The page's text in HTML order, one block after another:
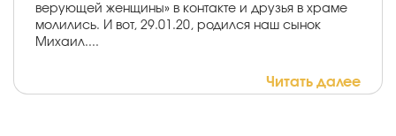
верующей женщины» в контакте и друзья в храме
молились. И вот, 29.01.20, родился наш сынок
Михаил....
Читать далее